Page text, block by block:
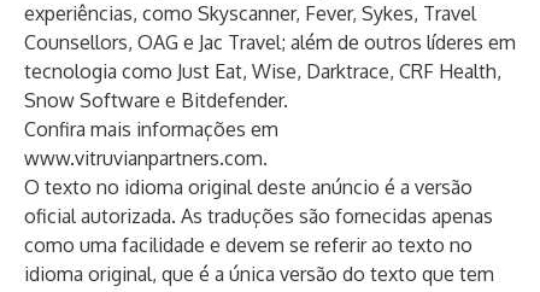
experiências, como Skyscanner, Fever, Sykes, Travel
Counsellors, OAG e Jac Travel; além de outros líderes em
tecnologia como Just Eat, Wise, Darktrace, CRF Health,
Snow Software e Bitdefender.
Confira mais informações em
www.vitruvianpartners.com.
O texto no idioma original deste anúncio é a versão
oficial autorizada. As traduções são fornecidas apenas
como uma facilidade e devem se referir ao texto no
idioma original, que é a única versão do texto que tem